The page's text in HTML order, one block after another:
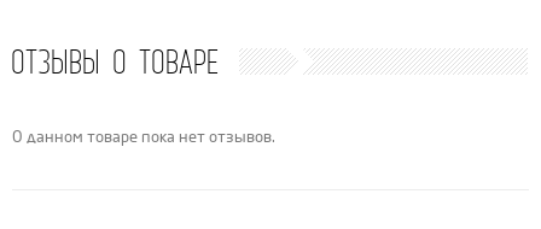
ОТЗЫВЫ О ТОВАРЕ
О данном товаре пока нет отзывов.